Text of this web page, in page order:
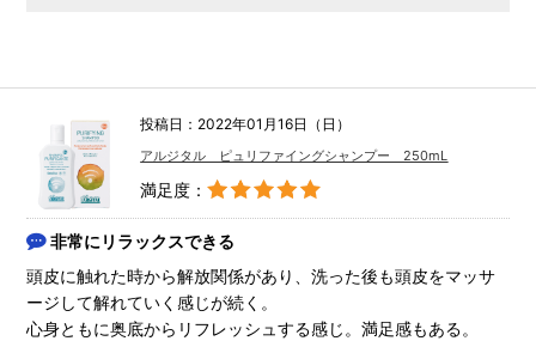
投稿日：2022年01月16日（日）
アルジタル ピュリファイングシャンプー 250mL
満足度：
非常にリラックスできる
頭皮に触れた時から解放関係があり、洗った後も頭皮をマッサ
ージして解れていく感じが続く。
心身ともに奥底からリフレッシュする感じ。満足感もある。